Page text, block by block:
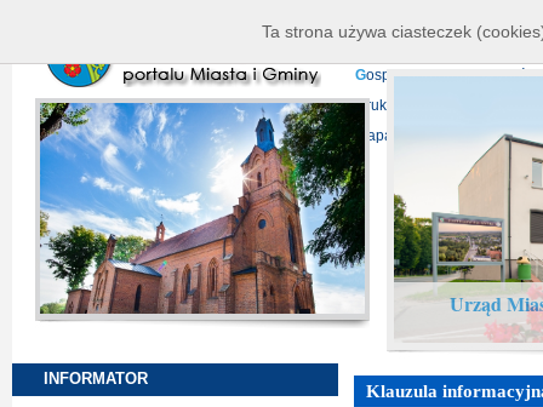
P
rojekty europejskie
Gospodarka
D ruki do pobrania
Mapa serwisu
Urząd
INFORMATOR
Klauzula
Ta strona używa ciasteczek